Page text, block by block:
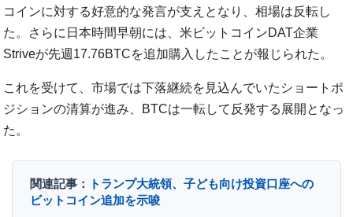
コインに対する好意的な発言が支えとなり、相場は反転し
た。さらに日本時間早朝には、米ビットコインDAT企業
Striveが先週17.76BTCを追加購入したことが報じられた。
これを受けて、市場では下落継続を見込んでいたショートポ
ジションの清算が進み、BTCは一転して反発する展開となっ
た。
関連記事：
トランプ大統領、子ども向け投資口座への
ビットコイン追加を示唆